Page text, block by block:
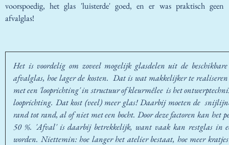
voorspoedig, het glas 'luisterde' goed, en er was praktisch geen
afvalglas!
Het is voordelig om zoveel mogelijk glasdelen uit de
afvalglas, hoe lager de kosten. Dat is wat makkelijker te
met een 'looprichting' in structuur of kleurmêlee is het
looprichting. Dat kost (veel) meer glas! Daarbij moeten de
rand tot rand, al of niet met een bocht. Door deze factoren kan het
50 %. 'Afval' is daarbij betrekkelijk, want vaak kan restglas in
worden. Niettemin: hoe langer het atelier bestaat, hoe meer